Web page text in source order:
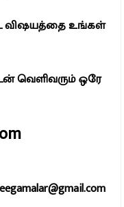
விஷயத்தை உங்கள்
வெளிவரும் ஒரே